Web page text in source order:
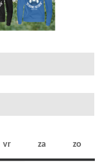
vr vrijdag
za zaterdag
zo